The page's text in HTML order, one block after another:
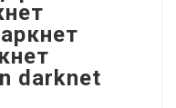
darknet